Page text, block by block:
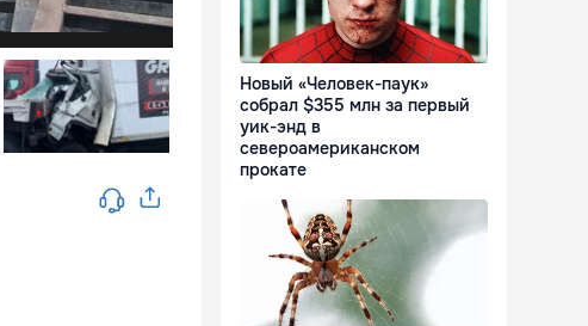
Новый «Человек-паук»
собрал $355 млн за первый
уик-энд в
североамериканском
прокате